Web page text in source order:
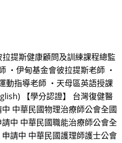
拉提斯健康顧問及訓練課程總監
・伊甸基金會彼拉提斯老師 ・
動指導老師 ・天母區英語授課
【學分認證】 台灣復健醫
中華民國物理治療師公會全國
中 中華民國職能治療師公會全
請中 中華民國護理師護士公會